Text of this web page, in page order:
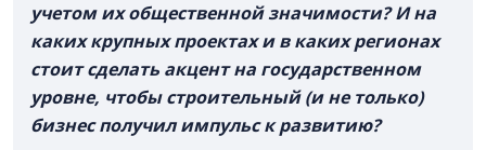
учетом их общественной значимости? И на
каких крупных проектах и в каких регионах
стоит сделать акцент на государственном
уровне, чтобы строительный (и не только)
бизнес получил импульс к развитию?